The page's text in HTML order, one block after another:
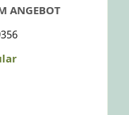
ANGEBOT